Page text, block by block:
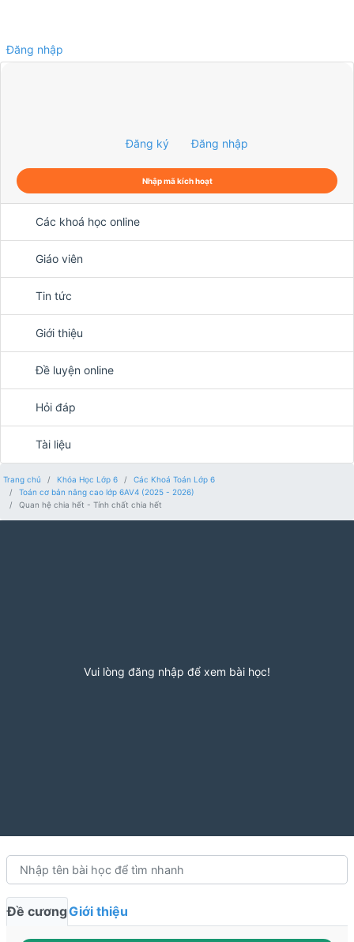
Đăng nhập
Đăng ký Đăng nhập
Nhập mã kích hoạt
Các khoá học online
Giáo viên
Tin tức
Giới thiệu
Đề luyện online
Hỏi đáp
Tài liệu
Trang chủ Khóa Học Lớp 6
Các Khoá Toán Lớp 6
Toán cơ bản nâng cao lớp 6AV4 (2025 - 2026)
Quan hệ chia hết - Tính chất chia hết
Vui lòng đăng nhập để xem bài học!
Đề cươngGiới thiệu